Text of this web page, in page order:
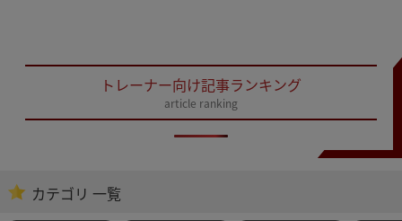
トレーナー向け記事ランキング
article ranking
カテゴリ 一覧